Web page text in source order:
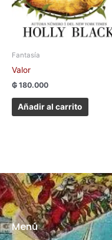
Fantasía
Valor
₲ 180.000
Añadir al carrito
Menú